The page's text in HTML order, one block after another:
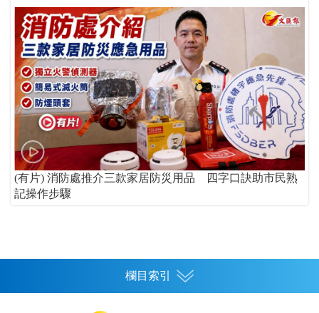
(有片) 消防處推介三款家居防災用品 四字口訣助市民熟
記操作步驟
欄目索引